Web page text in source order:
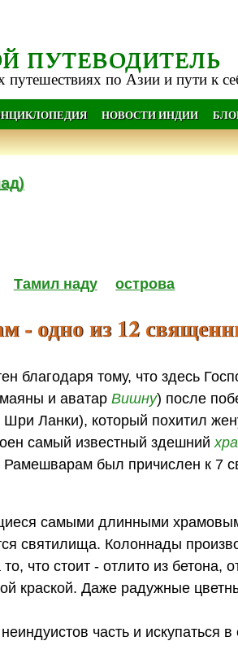
ПУТЕВОДИТЕЛЬ
по Азии и пути к
НОВОСТИ ИНДИИ
Тамил наду острова
- одно из 12
благодаря тому, что здесь
и аватарВишну) после
Ланки), который похитил
самый известный здешний
Рамешварам был причислен к 7
самыми длинными
святилища. Колоннады
что стоит - отлито из бетона,
краской. Даже радужные
часть и искупаться